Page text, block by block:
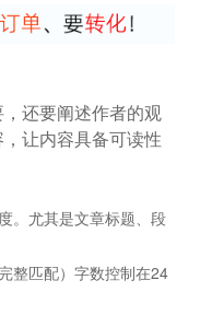
还要阐述作者的观
让内容具备可读性
。尤其是文章标题、段
整匹配）字数控制在24